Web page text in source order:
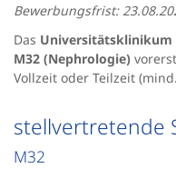
stellvertretende
M32
Bewerbungsfrist:
Das Universitätsklinikum
M32 (Nephrologie)
Vollzeit oder Teilzeit